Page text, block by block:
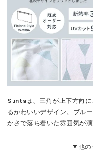
Suntaは、三角が上下方向
るかわいいデザイン。ブル
かさで落ち着いた雰囲気が演
▼他の